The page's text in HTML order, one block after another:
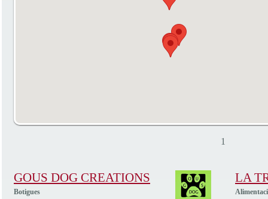
1
GOUS DOG CREATIONS
Botigues
LA